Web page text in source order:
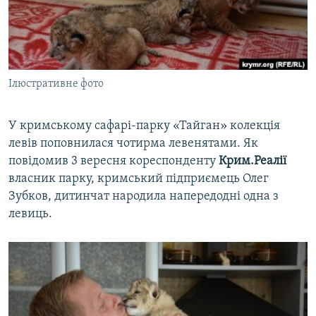
ВІДЕОУРОКИ «ELIFBE»
СВІДЧЕННЯ ОКУПАЦІЇ
УКРАЇНСЬКА ПРОБЛЕМА КРИМУ
ІНФОГРАФІКА
Русский
Qırımtatar
ДОЛУЧАЙСЯ!
Усі сайти RFE/RL
Ілюстративне фото
У кримському сафарі-парку «Тайган» колекція
левів поповнилася чотирма левенятами. Як
повідомив 3 вересня кореспонденту Крим.Реалії
власник парку, кримський підприємець Олег
Зубков, дитинчат народила напередодні одна з
левиць.